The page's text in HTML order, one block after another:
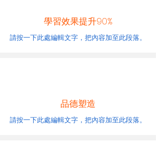
學習效果提升90%
請按一下此處編輯文字，把內容加至此段落。
品德塑造
請按一下此處編輯文字，把內容加至此段落。